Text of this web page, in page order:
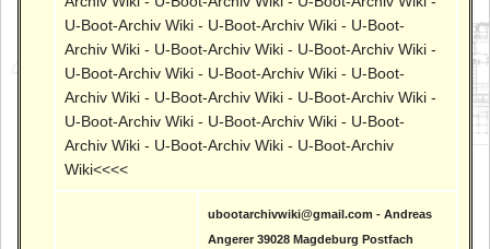
U-Boot-Archiv Wiki - U-Boot-Archiv Wiki - U-Boot-
Archiv Wiki - U-Boot-Archiv Wiki - U-Boot-Archiv Wiki -
U-Boot-Archiv Wiki - U-Boot-Archiv Wiki - U-Boot-
Archiv Wiki - U-Boot-Archiv Wiki - U-Boot-Archiv Wiki -
U-Boot-Archiv Wiki - U-Boot-Archiv Wiki - U-Boot-
Archiv Wiki - U-Boot-Archiv Wiki - U-Boot-Archiv
Wiki<<<<
ubootarchivwiki@gmail.com - Andreas
Angerer 39028 Magdeburg Postfach